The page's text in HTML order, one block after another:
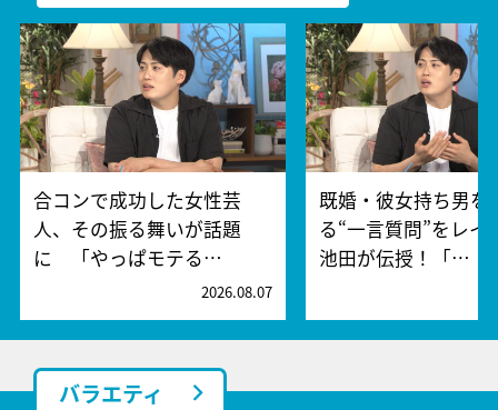
合コンで成功した女性芸
人、その振る舞いが話題
に 「やっぱモテる…
2026.08.07
既婚・彼女持ち男を
る“一言質問”をレイ
池田が伝授！「…
バラエティ